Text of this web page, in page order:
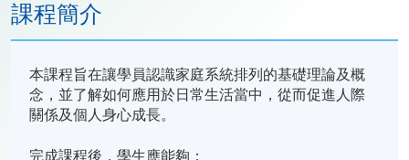
課程簡介
本課程旨在讓學員認識家庭系統排列的基礎理論及概
念，並了解如何應用於日常生活當中，從而促進人際
關係及個人身心成長。
完成課程後，學生應能夠：